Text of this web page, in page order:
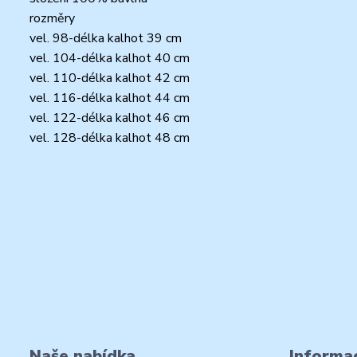
rozměry
vel. 98-délka kalhot 39 cm
vel. 104-délka kalhot 40 cm
vel. 110-délka kalhot 42 cm
vel. 116-délka kalhot 44 cm
vel. 122-délka kalhot 46 cm
vel. 128-délka kalhot 48 cm